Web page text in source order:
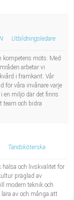
Utbildningsledare
kompetens möts. Med
arbetar vi
i framkant. Vår
för våra invånare varje
en miljö där det finns
team och bidra
Tandsköterska
hälsa och livskvalitet för
präglad av
modern teknik och
av och många att